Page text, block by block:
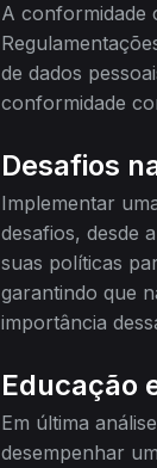
A conformidade
de dados
conformidade
Desafios
Implementar
desafios, desde
suas políticas
garantindo que
importância
Educação
Em última
desempenhar